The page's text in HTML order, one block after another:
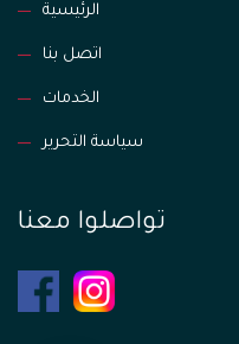
الرئيسية
اتصل بنا
الخدمات
سياسة التحرير
تواصلوا معنا